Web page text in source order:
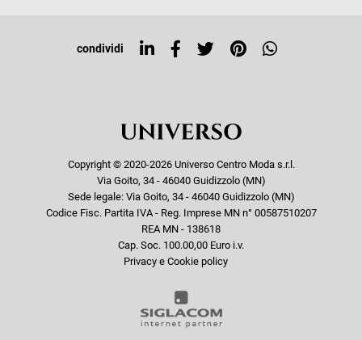
Top ricerche
condividi
Copyright © 2020-2026 Universo Centro Moda s.r.l.
Via Goito, 34 - 46040 Guidizzolo (MN)
Sede legale: Via Goito, 34 - 46040 Guidizzolo (MN)
Codice Fisc. Partita IVA - Reg. Imprese MN n° 00587510207
REA MN - 138618
Cap. Soc. 100.00,00 Euro i.v.
Privacy e Cookie policy